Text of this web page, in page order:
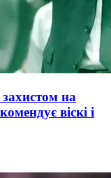
на
віскі і